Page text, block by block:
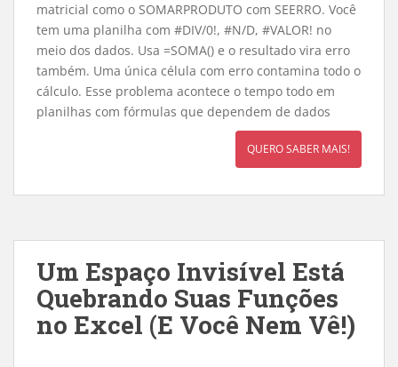
matricial como o SOMARPRODUTO com SEERRO. Você
tem uma planilha com #DIV/0!, #N/D, #VALOR! no
meio dos dados. Usa =SOMA() e o resultado vira erro
também. Uma única célula com erro contamina todo o
cálculo. Esse problema acontece o tempo todo em
planilhas com fórmulas que dependem de dados
QUERO SABER MAIS!
Um Espaço Invisível Está
Quebrando Suas Funções
no Excel (E Você Nem Vê!)